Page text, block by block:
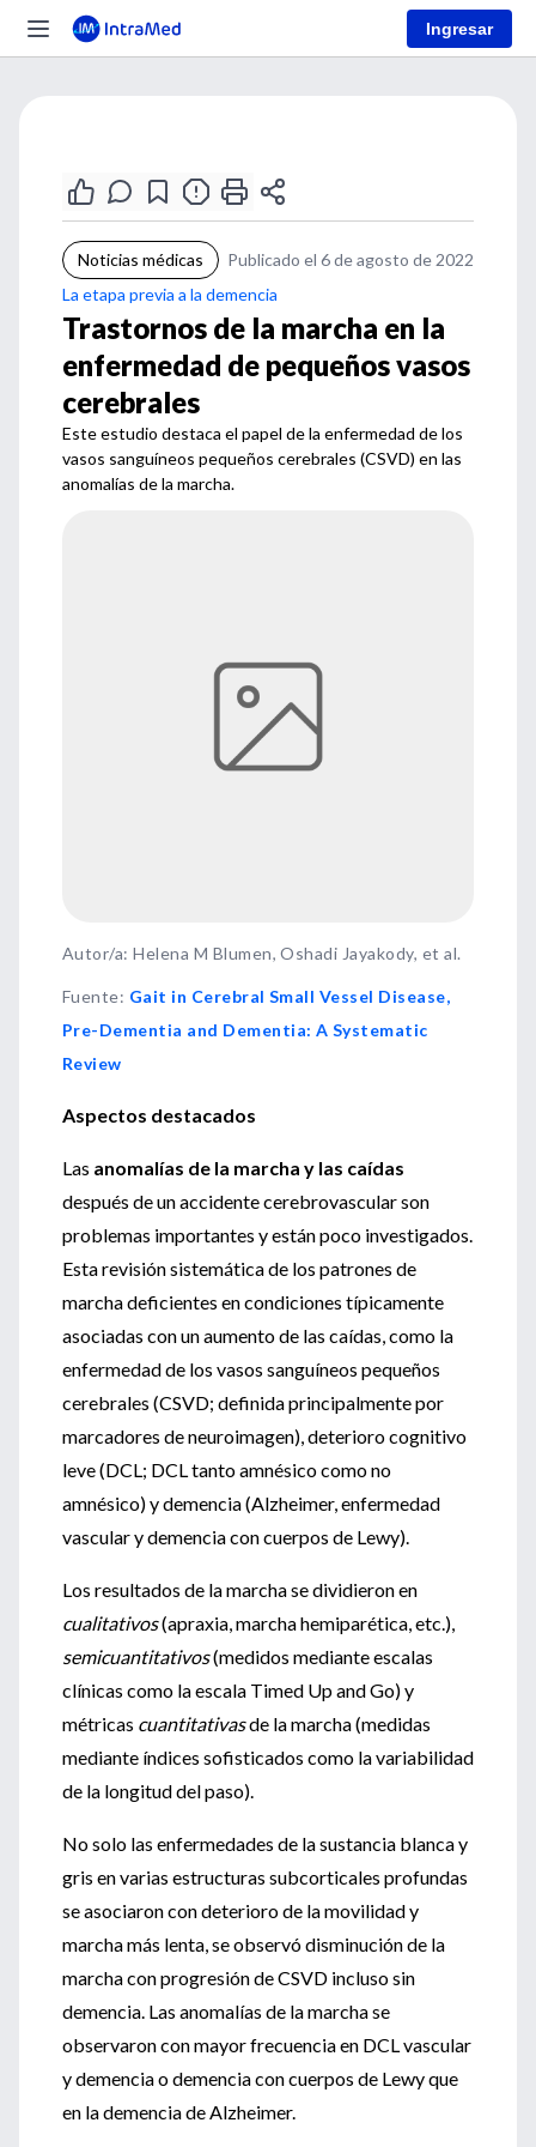
Ingresar
Noticias médicas
Publicado el 6 de agosto de 2022
La etapa previa a la demencia
Trastornos de la marcha en la
enfermedad de pequeños vasos
cerebrales
Este estudio destaca el papel de la enfermedad de los
vasos sanguíneos pequeños cerebrales (CSVD) en las
anomalías de la marcha.
Autor/a: Helena M Blumen, Oshadi Jayakody, et al.
Fuente: Gait in Cerebral Small Vessel Disease,
Pre-Dementia and Dementia: A Systematic
Review
Aspectos destacados
Las anomalías de la marcha y las caídas
después de un accidente cerebrovascular son
problemas importantes y están poco investigados.
Esta revisión sistemática de los patrones de
marcha deficientes en condiciones típicamente
asociadas con un aumento de las caídas, como la
enfermedad de los vasos sanguíneos pequeños
cerebrales (CSVD; definida principalmente por
marcadores de neuroimagen), deterioro cognitivo
leve (DCL; DCL tanto amnésico como no
amnésico) y demencia (Alzheimer, enfermedad
vascular y demencia con cuerpos de Lewy).
Los resultados de la marcha se dividieron en
cualitativos(apraxia, marcha hemiparética, etc.),
semicuantitativos(medidos mediante escalas
clínicas como la escala Timed Up and Go) y
métricas cuantitativasde la marcha (medidas
mediante índices sofisticados como la variabilidad
de la longitud del paso).
No solo las enfermedades de la sustancia blanca y
gris en varias estructuras subcorticales profundas
se asociaron con deterioro de la movilidad y
marcha más lenta, se observó disminución de la
marcha con progresión de CSVD incluso sin
demencia. Las anomalías de la marcha se
observaron con mayor frecuencia en DCL vascular
y demencia o demencia con cuerpos de Lewy que
en la demencia de Alzheimer.